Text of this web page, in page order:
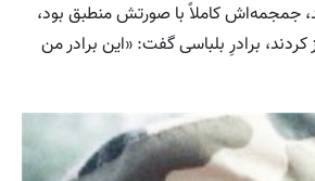
جمجمه‌اش کاملاً با صورتش منطبق بود،
برادرِ بلباسی گفت: «این برادر من